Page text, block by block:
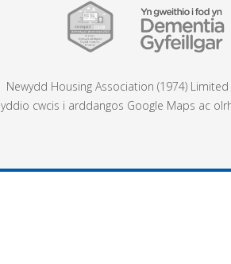
Newydd Housing Association (1974)
cwcis i arddangos Google Maps ac